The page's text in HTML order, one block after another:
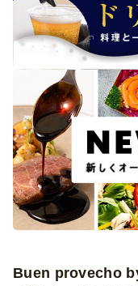
Buen provecho